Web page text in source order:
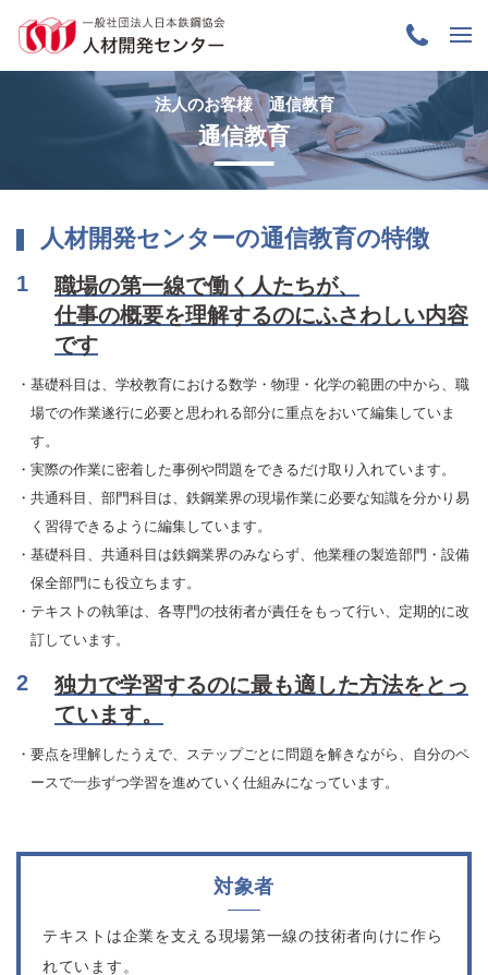
法人のお客様 通信教育
通信教育
人材開発センターの通信教育の特徴
職場の第一線で働く人たちが、
仕事の概要を理解するのにふさわしい内容
です
・基礎科目は、学校教育における数学・物理・化学の範囲の中から、職
場での作業遂行に必要と思われる部分に重点をおいて編集していま
す。
・実際の作業に密着した事例や問題をできるだけ取り入れています。
・共通科目、部門科目は、鉄鋼業界の現場作業に必要な知識を分かり易
く習得できるように編集しています。
・基礎科目、共通科目は鉄鋼業界のみならず、他業種の製造部門・設備
保全部門にも役立ちます。
・テキストの執筆は、各専門の技術者が責任をもって行い、定期的に改
訂しています。
独力で学習するのに最も適した方法をとっ
ています。
・要点を理解したうえで、ステップごとに問題を解きながら、自分のペ
ースで一歩ずつ学習を進めていく仕組みになっています。
対象者
テキストは企業を支える現場第一線の技術者向けに作ら
れています。